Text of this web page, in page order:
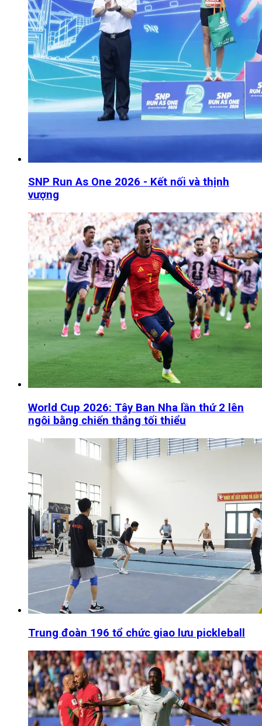
SNP Run As One 2026 - Kết nối và thịnh
vượng
World Cup 2026: Tây Ban Nha lần thứ 2 lên
ngôi bằng chiến thắng tối thiểu
Trung đoàn 196 tổ chức giao lưu pickleball